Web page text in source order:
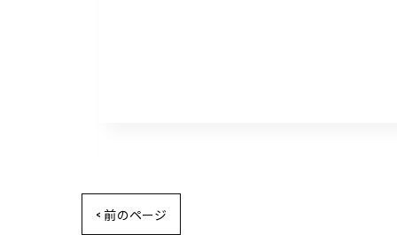
< 前のページ